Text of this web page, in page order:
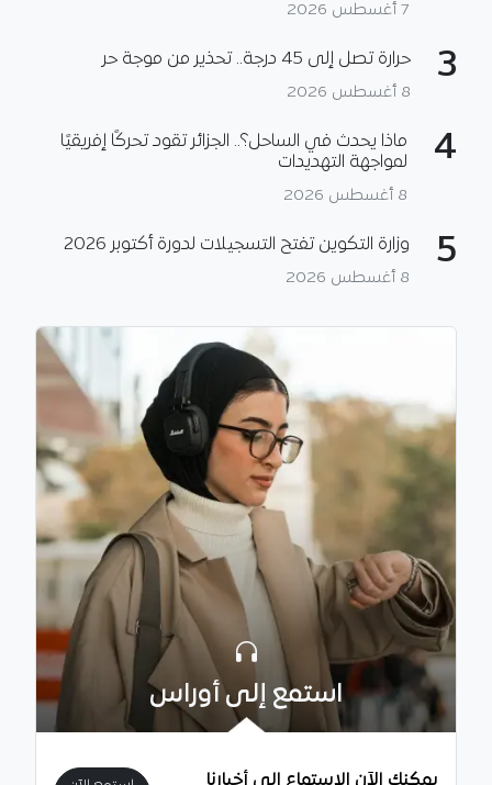
7 أغسطس 2026
3 حرارة تصل إلى 45 درجة.. تحذير من موجة حر
8 أغسطس 2026
4
ماذا يحدث في الساحل؟.. الجزائر تقود تحركًا إفريقيًا
لمواجهة التهديدات
8 أغسطس 2026
5 وزارة التكوين تفتح التسجيلات لدورة أكتوبر 2026
8 أغسطس 2026
استمع إلى أوراس